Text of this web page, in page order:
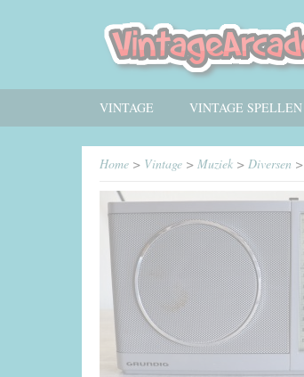
VINTAGE VINTAGE SPELLEN
Home > Vintage > Muziek > Diversen >